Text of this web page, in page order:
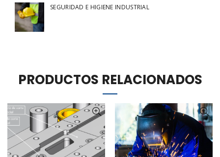
SEGURIDAD E HIGIENE INDUSTRIAL
PRODUCTOS RELACIONADOS